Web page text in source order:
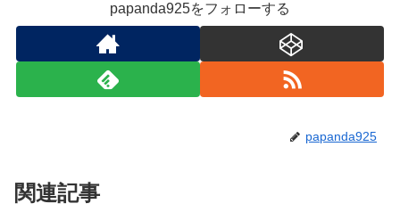
papanda925をフォローする
papanda925
関連記事